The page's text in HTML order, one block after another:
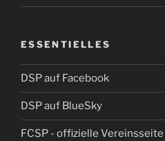
ESSENTIELLES
DSP auf Facebook
DSP auf BlueSky
FCSP - offizielle Vereinsseite